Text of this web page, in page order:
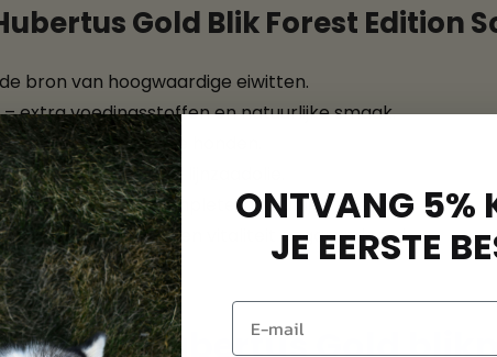
Gold Blik Forest Edition
bron van hoogwaardige eiwitten.
extra voedingsstoffen en natuurlijke smaak.
voor gevoelige honden.
vacht – dankzij lijnzaadolie.
– voor een complete, natuurlijke voeding.
– energie en vitaliteit gegarandeerd.
andere Hubertus Gold
ONTVANG 5%
JE EERSTE